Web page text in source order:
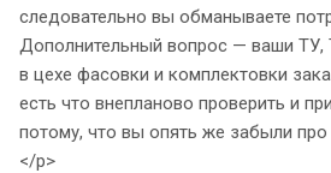
следовательно вы обманываете
Дополнительный вопрос — ваши ТУ,
в цехе фасовки и комплектовки
есть что внепланово проверить и
потому, что вы опять же забыли про
</p>